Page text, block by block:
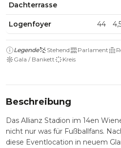
Dachterrasse
Logenfoyer 44
Legende Stehend Parlament
Gala / Bankett
Kreis
Beschreibung
Das Allianz Stadion im 14en
nicht nur was für Fußballfans.
diese Eventlocation in neuem